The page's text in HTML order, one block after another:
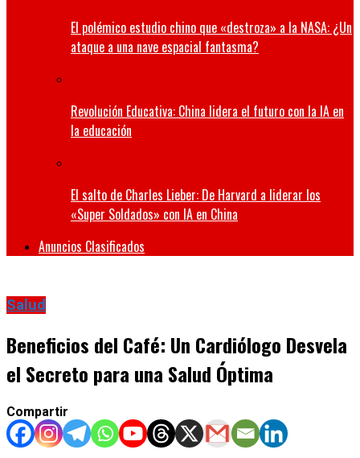
El polémico estudio chino que «destroza» a la NASA: ¿Un
ataque a una nave espacial fantasma?
Revolución Educativa: China lidera el futuro con la IA en
la educación
El salto de Charles Lieber: De Harvard a liderar los
«Super Soldados» con IA en China
Anuncios Clasificados
Salud
Beneficios del Café: Un Cardiólogo Desvela
el Secreto para una Salud Óptima
Compartir